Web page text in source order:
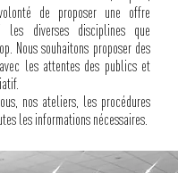
de proposer une offre
les diverses disciplines que
Nous souhaitons proposer des
les attentes des publics et
nos ateliers, les procédures
les informations nécessaires.